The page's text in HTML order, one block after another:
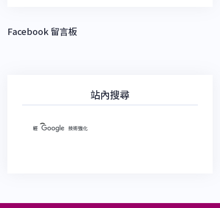
Facebook 留言板
站內搜尋